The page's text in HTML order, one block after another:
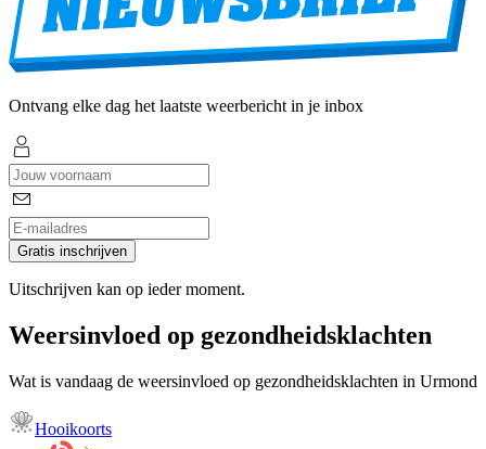
Ontvang elke dag het laatste weerbericht in je inbox
Gratis inschrijven
Uitschrijven kan op ieder moment.
Weersinvloed op gezondheidsklachten
Wat is vandaag de weersinvloed op gezondheidsklachten in Urmond
Hooikoorts